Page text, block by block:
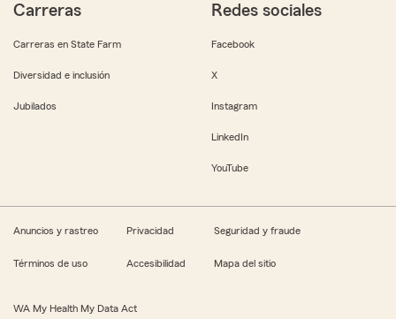
Carreras
Carreras en State Farm
Diversidad e inclusión
Jubilados
Redes sociales
Facebook
X
Instagram
LinkedIn
YouTube
Anuncios y rastreo Privacidad Seguridad y fraude
Términos de uso Accesibilidad Mapa del sitio
WA My Health My Data Act